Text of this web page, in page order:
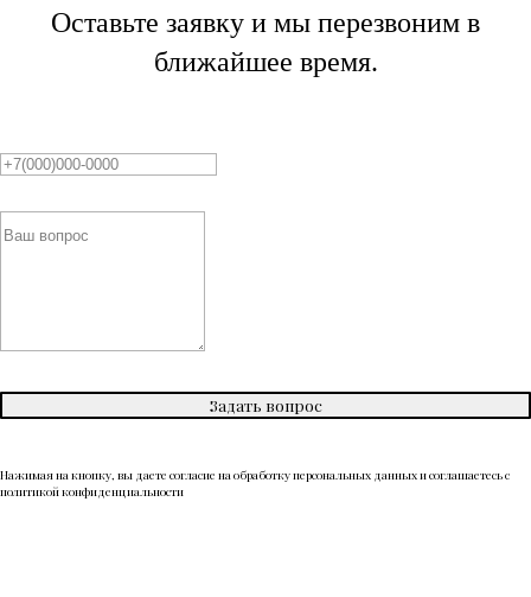
Оставьте заявку и мы перезвоним в
ближайшее время.
Задать вопрос
Нажимая на кнопку, вы даете согласие на обработку персональных данных и соглашаетесь c
политикой конфиденциальности